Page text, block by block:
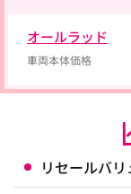
オールラッド
車両本体価格
リセールバ